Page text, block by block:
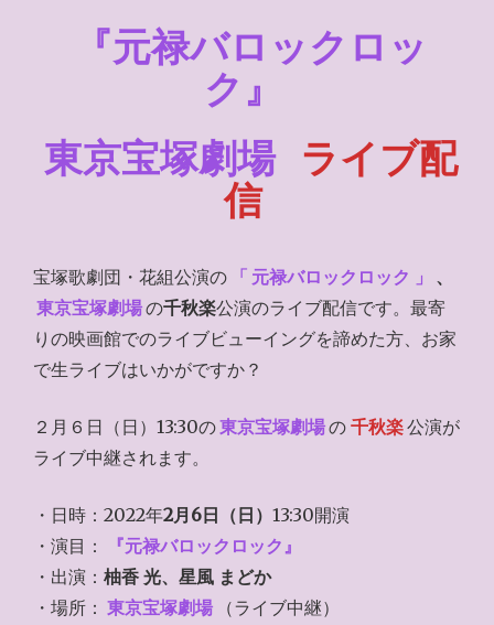
『元禄バロックロッ
ク 』
東京宝塚劇場 ライブ配
信
宝塚歌劇団・花組公演の 「 元禄バロックロック 」
、
東京宝塚劇場の千秋楽公演のライブ配信です。最寄
りの映画館でのライブビューイングを諦めた方、お家
で生ライブはいかがですか？
２月６日（日）13:30の東京宝塚劇場の 千秋楽公演が
ライブ中継されます。
・日時：2022年2月6日（日） 13:30開演
・演目：
『元禄バロックロック』
・出演： 柚香 光、星風 まどか
・場所： 東京宝塚劇場
（ライブ中継）